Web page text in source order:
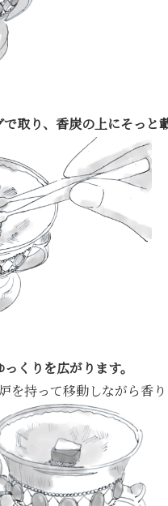
取り、香炭の上にそっと
くりを広がります。
を持って移動しながら香り